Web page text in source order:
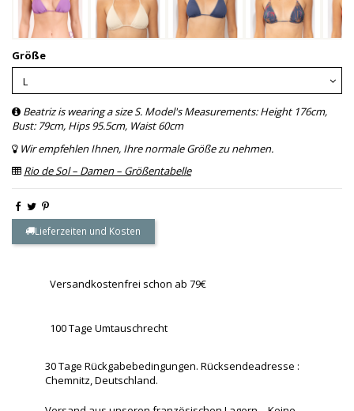
Größe
Beatriz is wearing a size S. Model's Measurements: Height 176cm,
Bust: 79cm, Hips 95.5cm, Waist 60cm
Wir empfehlen Ihnen, Ihre normale Größe zu nehmen.
Rio de Sol – Damen – Größentabelle
Lieferzeiten und Kosten
Versandkostenfrei schon ab 79€
100 Tage Umtauschrecht
30 Tage Rückgabebedingungen. Rücksendeadresse :
Chemnitz, Deutschland.